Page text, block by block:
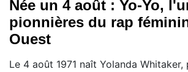
Née un 4 août : Yo-Yo,
pionnières du rap
Ouest
Le 4 août 1971 naît Yolanda Whitaker,